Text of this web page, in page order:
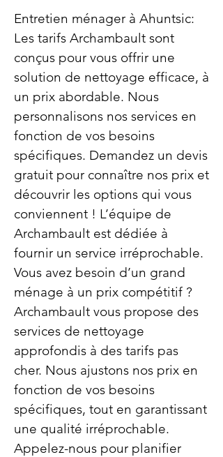
Entretien ménager à Ahuntsic:
Les tarifs Archambault sont
conçus pour vous offrir une
solution de nettoyage efficace, à
un prix abordable. Nous
personnalisons nos services en
fonction de vos besoins
spécifiques. Demandez un devis
gratuit pour connaître nos prix et
découvrir les options qui vous
conviennent ! L’équipe de
Archambault est dédiée à
fournir un service irréprochable.
Vous avez besoin d’un grand
ménage à un prix compétitif ?
Archambault vous propose des
services de nettoyage
approfondis à des tarifs pas
cher. Nous ajustons nos prix en
fonction de vos besoins
spécifiques, tout en garantissant
une qualité irréprochable.
Appelez-nous pour planifier